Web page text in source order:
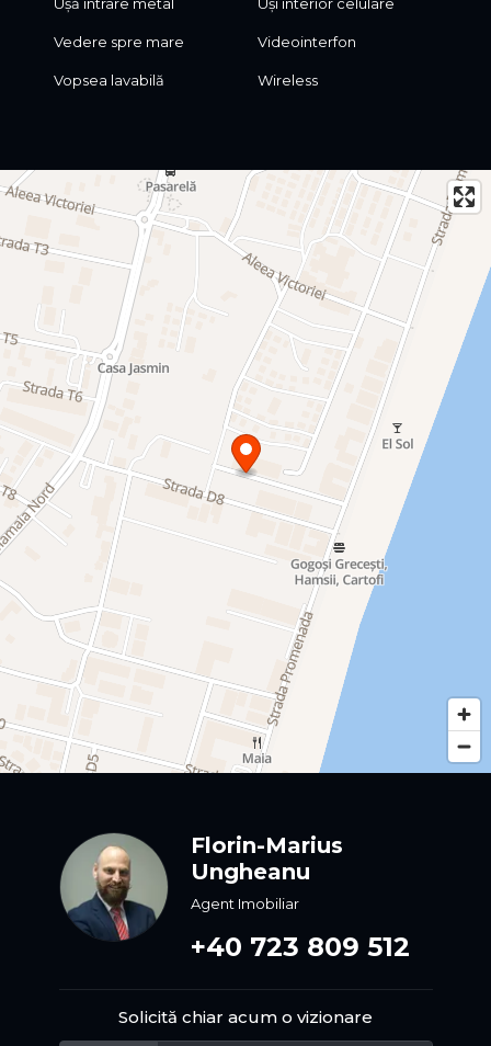
Vedere spre mare Videointerfon
Vopsea lavabilă Wireless
Florin-Marius
Ungheanu
Agent Imobiliar
+40 723 809 512
Solicită chiar acum o vizionare